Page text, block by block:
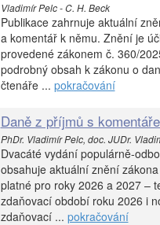
Vladimír Pelc - C. H. Beck
Publikace zahrnuje aktuální
a komentář k němu. Znění je
provedené zákonem č. 360/
podrobný obsah k zákonu o
čtenáře ... pokračování
Daně z příjmů s
PhDr. Vladimír Pelc, doc. JUDr.
Dvacáté vydání populárně-
obsahuje aktuální znění
platné pro roky 2026 a 2027 –
zdaňovací období roku 2026 i
zdaňovací ... pokračování